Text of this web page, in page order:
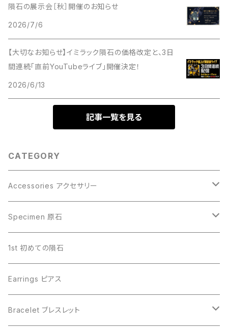
隕石の展示会［秋］開催のお知らせ
2026/7/6
【大切なお知らせ】イミラック隕石の価格改定と、3日
間連続「直前YouTubeライブ」開催決定！
2026/6/13
記事一覧を見る
CATEGORY
Accessories アクセサリー
Gibeon ギベオン
Aletai アルタイ
Campo del Cielo カンポデルシエロ
Muonionalusta ムオニオナルスタ
Specimen 原石
Gibeon ギベオン
Campo del Cielo カンポデルシエロ
Aletai アルタイ
1st 初めての隕石
Earrings ピアス
Bracelet ブレスレット